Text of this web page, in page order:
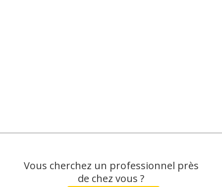
Vous cherchez un professionnel près